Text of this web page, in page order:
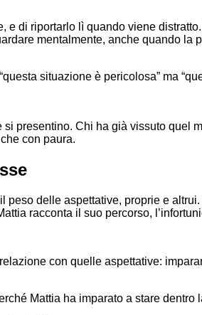
di riportarlo lì quando viene
mentalmente, anche quando la
situazione è pericolosa” ma
presentino. Chi ha già vissuto quel
con paura.
delle aspettative, proprie e
racconta il suo percorso,
con quelle aspettative:
Mattia ha imparato a stare